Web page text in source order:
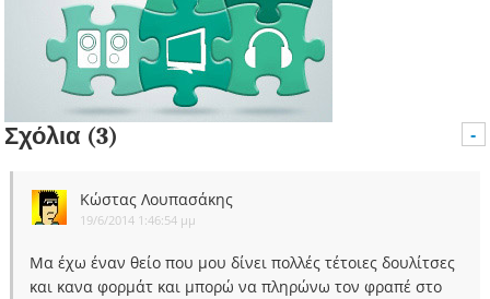
Σχόλια (3) -
Κώστας Λουπασάκης
19/6/2014 1:46:54 μμ
Μα έχω έναν θείο που μου δίνει πολλές τέτοιες δουλίτσες
και κανα φορμάτ και μπορώ να πληρώνω τον φραπέ στο